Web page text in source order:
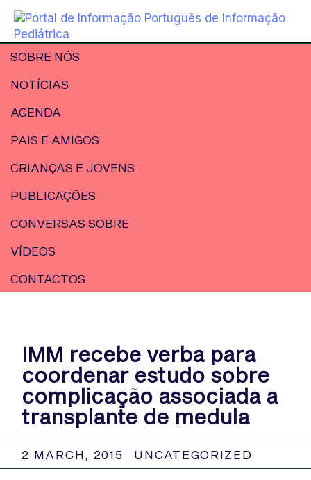
SOBRE NÓS
NOTÍCIAS
AGENDA
PAIS E AMIGOS
CRIANÇAS E JOVENS
PUBLICAÇÕES
CONVERSAS SOBRE
VÍDEOS
CONTACTOS
IMM recebe verba para
coordenar estudo sobre
complicação associada a
transplante de medula
2 MARCH, 2015 UNCATEGORIZED